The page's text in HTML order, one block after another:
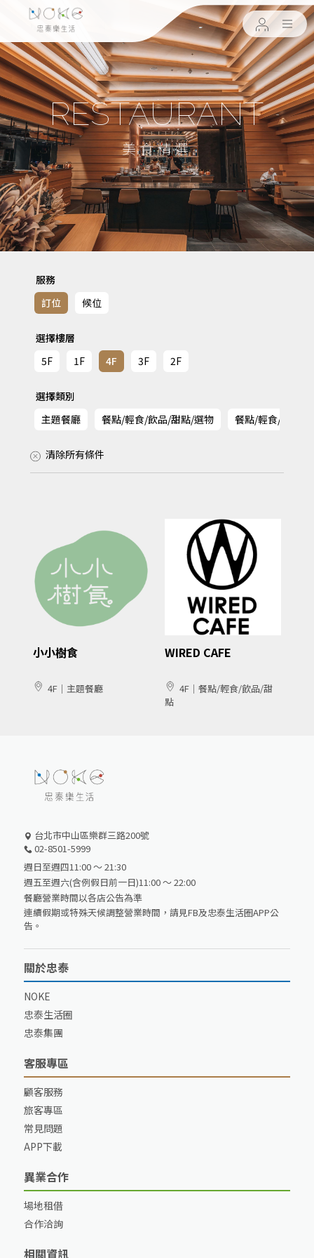
RESTAURANT
美食精選
服務
訂位
候位
選擇樓層
5F
1F 4F 3F 2F
選擇類別
主題餐廳
餐點/輕食/飲品/甜點/選物 餐點/輕食/飲品/
清除所有條件
小小樹食
4F｜主題餐廳
WIRED CAFE
4F｜餐點/輕食/飲品/甜
點
台北市中山區樂群三路200號
02-8501-5999
週日至週四11:00 ～ 21:30
週五至週六(含例假日前一日)11:00 ～ 22:00
餐廳營業時間以各店公告為準
連續假期或特殊天候調整營業時間，請見FB及忠泰生活圈APP公
告。
關於忠泰
NOKE
忠泰生活圈
忠泰集團
客服專區
顧客服務
旅客專區
常見問題
APP下載
異業合作
場地租借
合作洽詢
相關資訊